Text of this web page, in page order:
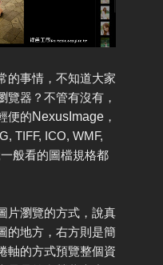
的事情，不知道大家
覽器？不管有沒有，
便的NexusImage ，
TIFF, ICO, WMF,
般看的圖檔規格都
片瀏覽的方式，說真
的地方，右方則是簡
軸的方式預覽整個資